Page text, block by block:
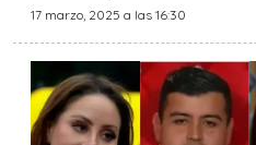
17 marzo, 2025 a las 16:30